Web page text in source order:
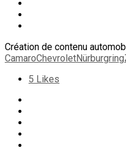
Création de contenu
CamaroChevroletNürburgring
5 Likes